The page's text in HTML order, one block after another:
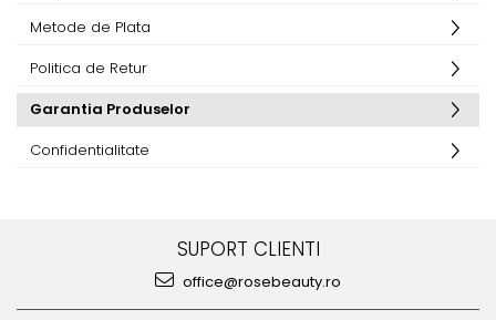
Metode de Plata
Politica de Retur
Garantia Produselor
Confidentialitate
SUPORT CLIENTI
office@rosebeauty.ro